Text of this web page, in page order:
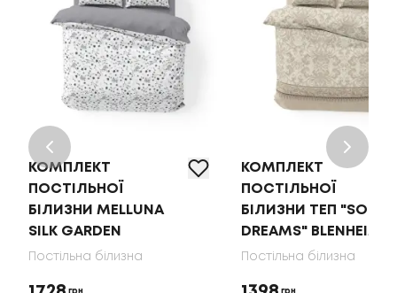
КОМПЛЕКТ
ПОСТІЛЬНОЇ
БІЛИЗНИ MELLUNA
SILK GARDEN
Постільна білизна
КОМПЛЕКТ
ПОСТІЛЬНОЇ
БІЛИЗНИ ТЕП "SOFT
DREAMS" BLENHEIM
Постільна білизна